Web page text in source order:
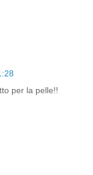
per la pelle!!